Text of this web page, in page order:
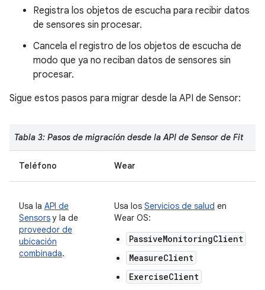
Registra los objetos de escucha para recibir datos
de sensores sin procesar.
Cancela el registro de los objetos de escucha de
modo que ya no reciban datos de sensores sin
procesar.
Sigue estos pasos para migrar desde la API de Sensor:
Tabla 3: Pasos de migración desde la API de Sensor de Fit
Teléfono Wear
Usa la API de
Sensorsy la de
proveedor de
ubicación
combinada.
Usa los Servicios de salud en
Wear OS:
PassiveMonitoringClient
MeasureClient
ExerciseClient